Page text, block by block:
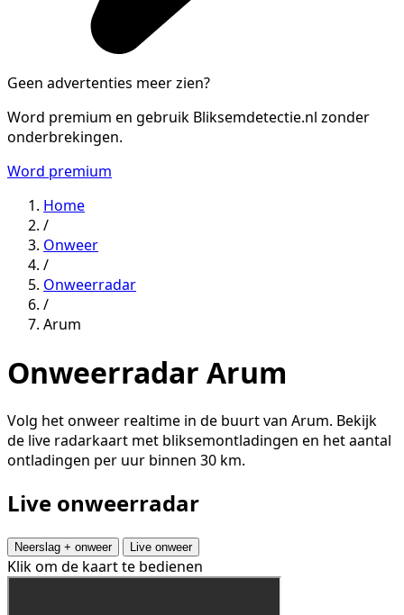
Geen advertenties meer zien?
Word premium en gebruik Bliksemdetectie.nl zonder
onderbrekingen.
Word premium
Home
/
Onweer
/
Onweerradar
/
Arum
Onweerradar Arum
Volg het onweer realtime in de buurt van Arum. Bekijk
de live radarkaart met bliksemontladingen en het aantal
ontladingen per uur binnen 30 km.
Live onweerradar
Neerslag + onweer Live onweer
Klik om de kaart te bedienen